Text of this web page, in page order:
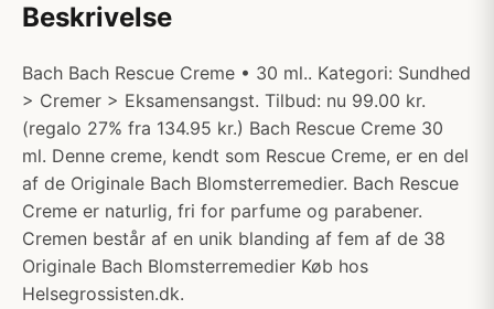
Beskrivelse
Bach Bach Rescue Creme • 30 ml.. Kategori: Sundhed
> Cremer > Eksamensangst. Tilbud: nu 99.00 kr.
(regalo 27% fra 134.95 kr.) Bach Rescue Creme 30
ml. Denne creme, kendt som Rescue Creme, er en del
af de Originale Bach Blomsterremedier. Bach Rescue
Creme er naturlig, fri for parfume og parabener.
Cremen består af en unik blanding af fem af de 38
Originale Bach Blomsterremedier Køb hos
Helsegrossisten.dk.